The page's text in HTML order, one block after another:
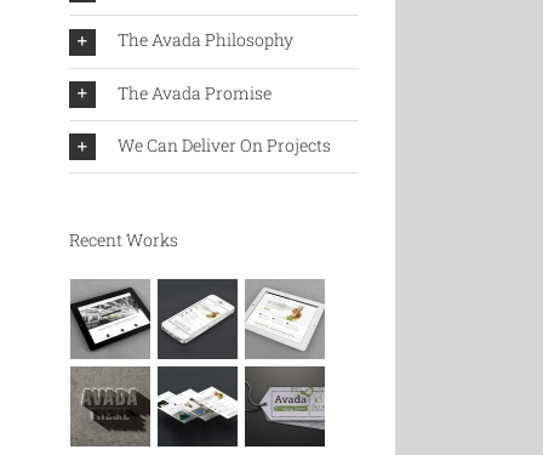
The Avada Philosophy
The Avada Promise
We Can Deliver On Projects
Recent Works